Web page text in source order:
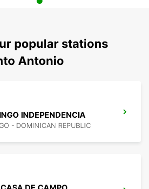
popular stations
Antonio
INDEPENDENCIA
- DOMINICAN REPUBLIC